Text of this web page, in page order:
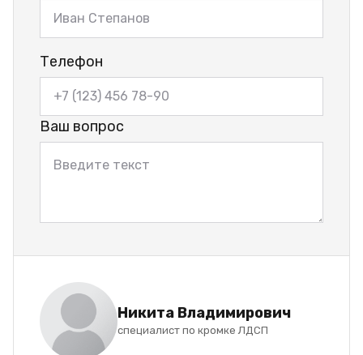
Телефон
Ваш вопрос
Никита Владимирович
специалист по кромке ЛДСП